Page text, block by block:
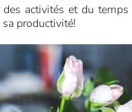
activités et du temps
productivité!